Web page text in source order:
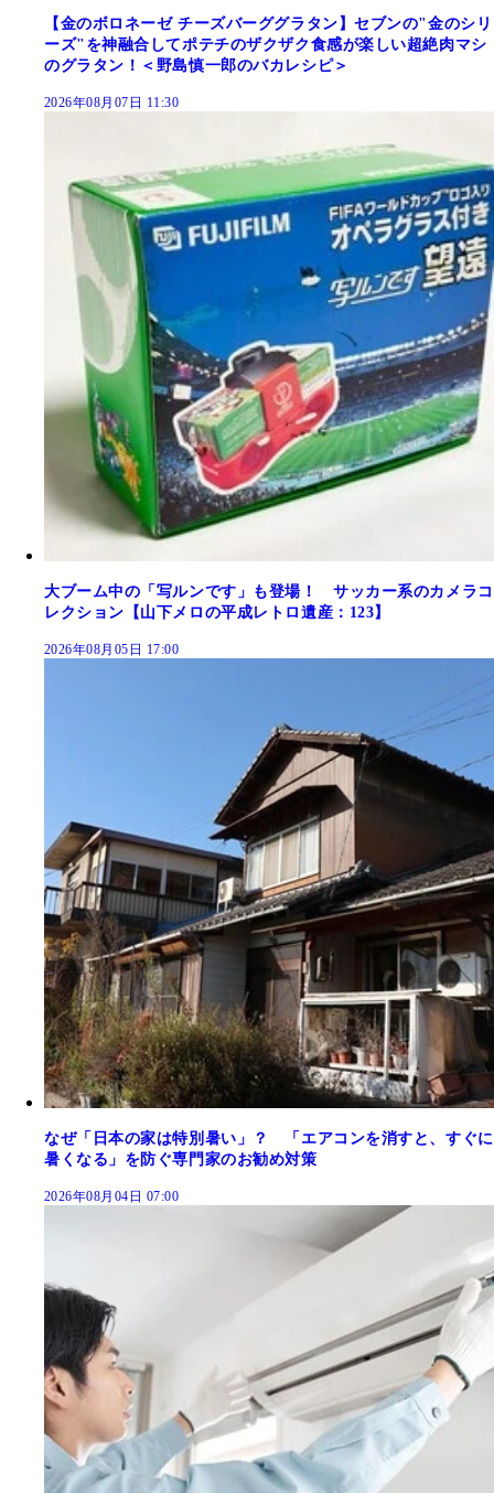
【金のボロネーゼ チーズバーググラタン】セブンの"金のシリ
ーズ"を神融合してポテチのザクザク食感が楽しい超絶肉マシ
のグラタン！＜野島慎一郎のバカレシピ＞
2026年08月07日 11:30
大ブーム中の「写ルンです」も登場！ サッカー系のカメラコ
レクション【山下メロの平成レトロ遺産：123】
2026年08月05日 17:00
なぜ「日本の家は特別暑い」？ 「エアコンを消すと、すぐに
暑くなる」を防ぐ専門家のお勧め対策
2026年08月04日 07:00